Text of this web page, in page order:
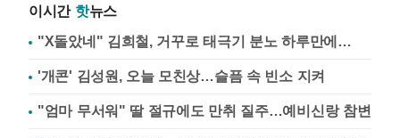
이시간 핫뉴스
"X돌았네" 김희철, 거꾸로 태극기 분노 하루만에…
'개콘' 김성원, 오늘 모친상…슬픔 속 빈소 지켜
"엄마 무서워" 딸 절규에도 만취 질주…예비신랑 참변